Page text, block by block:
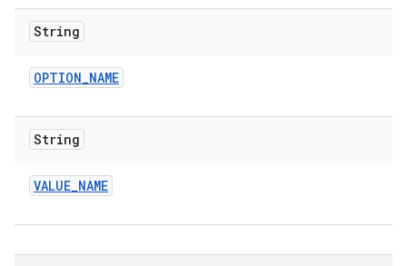
String
OPTION_NAME
String
VALUE_NAME